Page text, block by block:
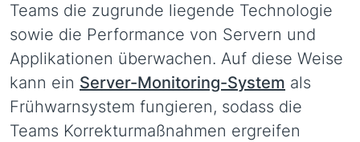
Teams die zugrunde liegende Technologie
sowie die Performance von Servern und
Applikationen überwachen. Auf diese Weise
kann ein Server-Monitoring-System als
Frühwarnsystem fungieren, sodass die
Teams Korrekturmaßnahmen ergreifen